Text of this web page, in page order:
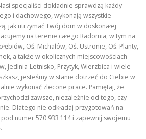
specjaliści dokładnie sprawdzą każdy
i dachowego, wykonają wszystkie
jak utrzymać Twój dom w doskonałej
na terenie całego Radomia, w tym na
Oś. Michałów, Oś. Ustronie, Oś. Planty,
a także w okolicznych miejscowościach
Jedlnia-Letnisko, Przytyk, Wierzbica i wiele
jesteśmy w stanie dotrzeć do Ciebie w
wykonać zlecone prace. Pamiętaj, że
zawsze, niezależnie od tego, czy
Dlatego nie odkładaj przygotowań na
numer 570 933 114 i zapewnij swojemu